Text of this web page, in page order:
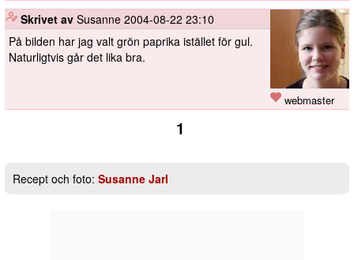
webmaster
Skrivet av Susanne 2004-08-22 23:10
På bilden har jag valt grön paprika istället för gul.
Naturligtvis går det lika bra.
1
Recept och foto: Susanne Jarl